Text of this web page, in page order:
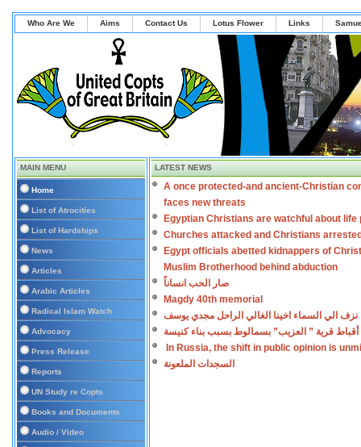
Who Are We Aims Contact Us Lotus Flower Links
MAIN MENU
Home
List of Atrocities
List of Hardships
News
Articles
Arabic Articles
Radical Islam Watch
Advocacy
Press Release
Reports
UN Study re Copts
Books and Documents
Audio / Video
LATEST NEWS
A once protected-and ancient-Christian
faces new threats
Egyptian Christians are watchful about life
Churches attacked and Christians
Egypt officials abetted kidnappers of
Muslim Brotherhood behind abduction
صار الحب انساناً
Magdy 40th memorial
نزف الي السماء اخينا الغالي الراحل مجدي يوسف
أقباط قرية ” العزيب” بسمالوط بسبب بناء كنيسة
In Russia, the shift in public opinion is
السجدات الملعونة